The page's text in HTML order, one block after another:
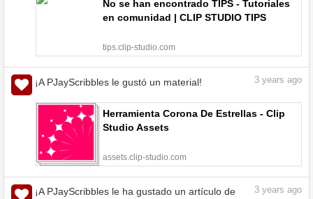
No se han encontrado TIPS - Tutoriales
en comunidad | CLIP STUDIO TIPS
tips.clip-studio.com
¡A PJayScribbles le gustó un material! 3 years ago
Herramienta Corona De Estrellas - Clip
Studio Assets
assets.clip-studio.com
¡A PJayScribbles le ha gustado un artículo de
3 years ago